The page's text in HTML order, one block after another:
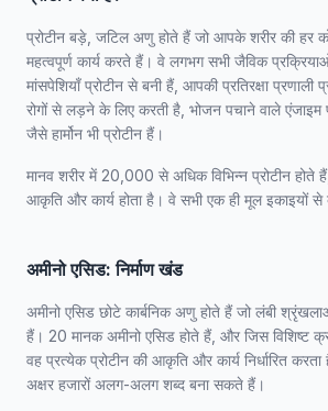
प्रोटीन बड़े, जटिल अणु होते हैं जो आपके शरीर की हर
महत्वपूर्ण कार्य करते हैं। वे लगभग सभी जैविक
मांसपेशियाँ प्रोटीन से बनी हैं, आपकी प्रतिरक्षा प्रणाली
रोगों से लड़ने के लिए करती है, भोजन पचाने वाले
जैसे हार्मोन भी प्रोटीन हैं।
मानव शरीर में 20,000 से अधिक विभिन्न प्रोटीन होते
आकृति और कार्य होता है। वे सभी एक ही मूल इकाइयों से
अमीनो एसिड: निर्माण खंड
अमीनो एसिड छोटे कार्बनिक अणु होते हैं जो लंबी
हैं। 20 मानक अमीनो एसिड होते हैं, और जिस विशिष्ट
वह प्रत्येक प्रोटीन की आकृति और कार्य निर्धारित
अक्षर हजारों अलग-अलग शब्द बना सकते हैं।